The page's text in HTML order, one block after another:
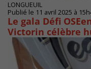
LONGUEUIL
Publié le 11 avril 2025 à
Le gala Défi
Victorin célèbre